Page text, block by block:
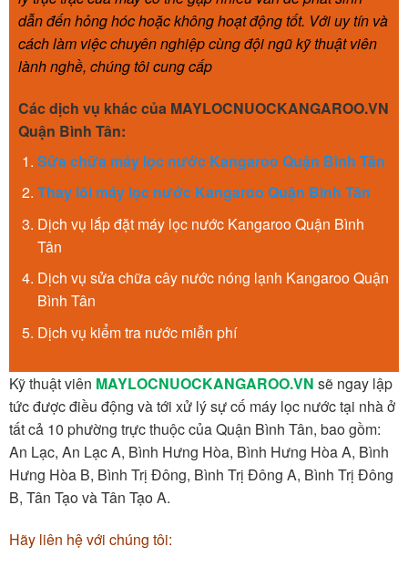
dẫn đến hỏng hóc hoặc không hoạt động tốt. Với uy tín và
cách làm việc chuyên nghiệp cùng đội ngũ kỹ thuật viên
lành nghề, chúng tôi cung cấp
Các dịch vụ khác của MAYLOCNUOCKANGAROO.VN
Quận Bình Tân:
Sửa chữa máy lọc nước Kangaroo Quận Bình Tân
Thay lõi máy lọc nước Kangaroo Quận Bình Tân
Dịch vụ lắp đặt máy lọc nước Kangaroo Quận Bình
Tân
Dịch vụ sửa chữa cây nước nóng lạnh Kangaroo Quận
Bình Tân
Dịch vụ kiểm tra nước miễn phí
Kỹ thuật viên MAYLOCNUOCKANGAROO.VN sẽ ngay lập
tức được điều động và tới xử lý sự cố máy lọc nước tại nhà ở
tất cả 10 phường trực thuộc của Quận Bình Tân, bao gồm:
An Lạc, An Lạc A, Bình Hưng Hòa, Bình Hưng Hòa A, Bình
Hưng Hòa B, Bình Trị Đông, Bình Trị Đông A, Bình Trị Đông
B, Tân Tạo và Tân Tạo A.
Hãy liên hệ với chúng tôi: